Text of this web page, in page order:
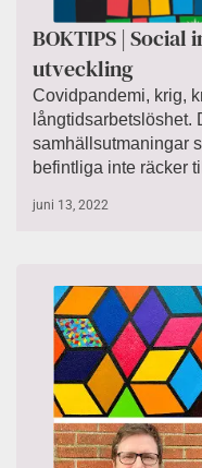
BOKTIPS |
utveckling
Covidpandemi, krig,
långtidsarbetslöshet.
samhällsutmaningar
befintliga inte räcker
juni 13, 2022